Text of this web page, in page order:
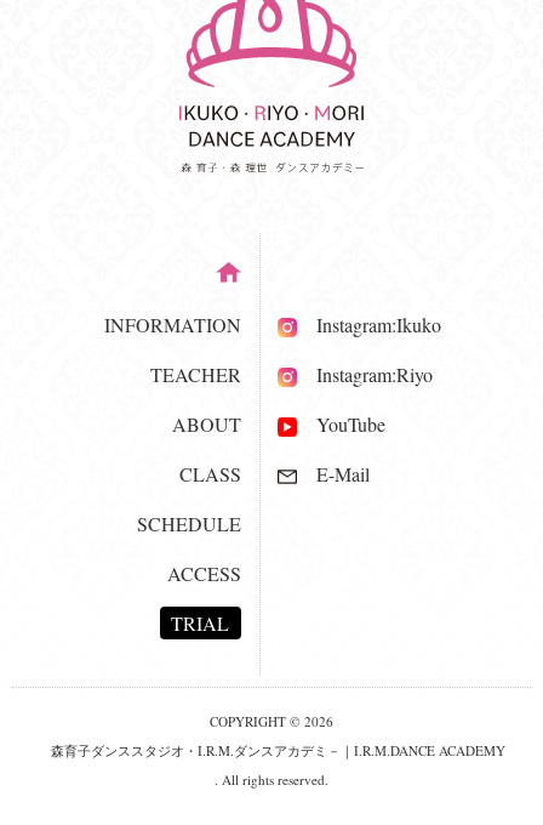
INFORMATION
TEACHER
ABOUT
CLASS
SCHEDULE
ACCESS
TRIAL
Instagram:Ikuko
Instagram:Riyo
YouTube
E-Mail
COPYRIGHT © 2026
森育子ダンススタジオ・I.R.M.ダンスアカデミ－｜I.R.M.DANCE ACADEMY
. All rights reserved.